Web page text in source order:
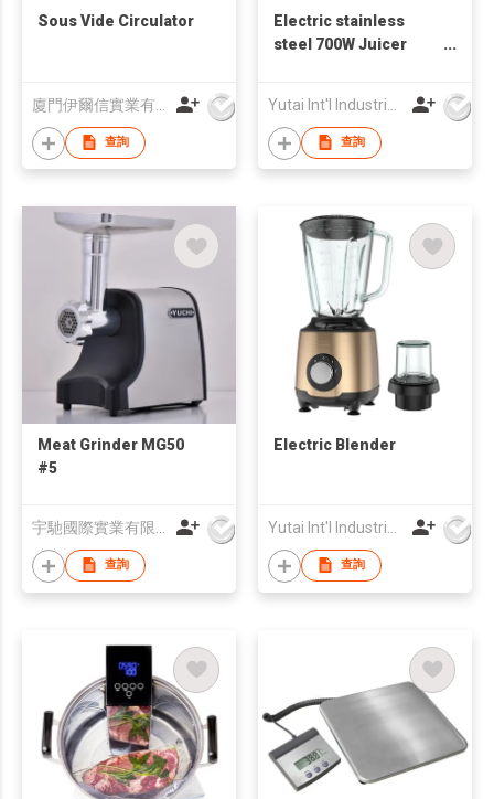
Sous Vide Circulator
查詢
Electric stainless
steel 700W Juicer
machine
查詢
Meat Grinder MG50
#5
查詢
Electric Blender
查詢